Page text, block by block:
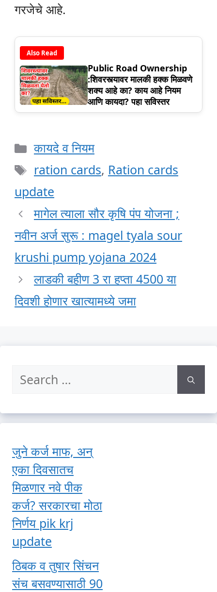
गरजेचे आहे.
Also Read
Public Road Ownership
:शिवरस्त्यावर मालकी हक्क मिळवणे
शक्य आहे का? काय आहे नियम
आणि कायदा? पहा सविस्तर
Categories
कायदे व नियम
Tags
ration cards, Ration cards
update
मागेल त्याला सौर कृषि पंप योजना ;
नवीन अर्ज सुरू : magel tyala sour
krushi pump yojana 2024
लाडकी बहीण 3 रा हप्ता 4500 या
दिवशी होणार खात्यामध्ये जमा
Search
जुने कर्ज माफ, अन्
एका दिवसातच
मिळणार नवे पीक
कर्ज? सरकारचा मोठा
निर्णय pik krj
update
ठिबक व तुषार सिंचन
संच बसवण्यासाठी 90